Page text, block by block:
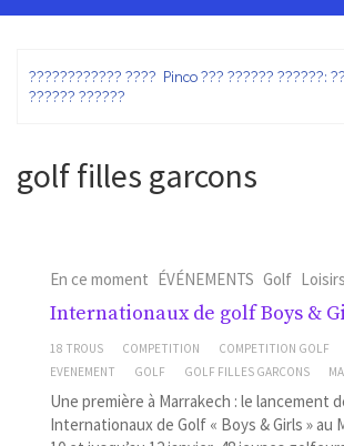
???????????? ???? Pinco ??? ?????? ??????:
?????? ??????
golf filles garcons
En ce moment ÉVÉNEMENTS Golf Loisirs
Internationaux de golf Boys &
18 TROUS COMPETITION COMPETITION GOLF
EVENEMENT
GOLF GOLF FILLES GARCONS
Une première à Marrakech : le lancement
Internationaux de Golf « Boys & Girls » au